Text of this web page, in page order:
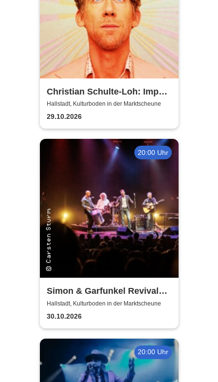
Christian Schulte-Loh: Import
Export
Hallstadt, Kulturboden in der Marktscheune
29.10.2026
20:00 Uhr
Simon & Garfunkel Revival
Band
Hallstadt, Kulturboden in der Marktscheune
30.10.2026
20:00 Uhr